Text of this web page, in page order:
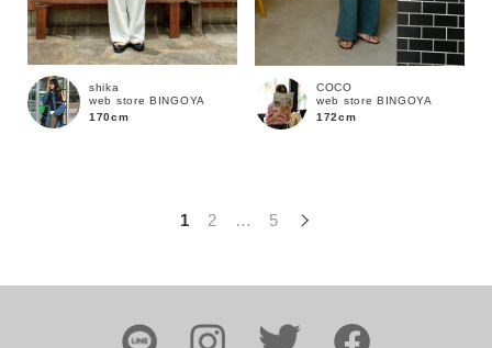
この条件で絞り込む
shika
web store BINGOYA
170cm
COCO
web store BINGOYA
172cm
1 2 … 5